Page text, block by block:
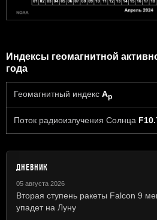
Индексы геомагнитной
года
Геомагнитный индекс Ap
Поток радиоизлучения Солнца
ДНЕВНИК
05 августа 2026
Вторая ступень ракеты Falcon 9
упадет на Луну